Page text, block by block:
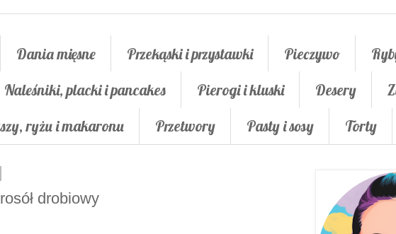
Dania mięsne Przekąski i przystawki Pieczywo
Naleśniki, placki i pancakes Pierogi i kluski Desery
ryżu i makaronu Przetwory Pasty i sosy Torty
drobiowy